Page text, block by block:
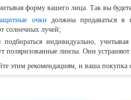
форму вашего лица. Так вы
очки должны продаваться в
солнечных лучей;
индивидуально,
поляризованные линзы. Они
этим рекомендациям, и ваша покупка